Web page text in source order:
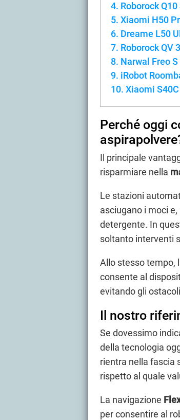
Roborock Q10
Xiaomi H50
Dreame L50
Roborock QV
Narwal Freo S
iRobot
Xiaomi S40C
Perché oggi
Il principale
risparmiare nella
Le stazioni
asciugano i moci
detergente. In
soltanto interventi
Allo stesso tempo,
consente al
evitando gli
Il nostro
Se dovessimo
della tecnologia
rientra nella fascia
rispetto al quale
La navigazione
per consentire al